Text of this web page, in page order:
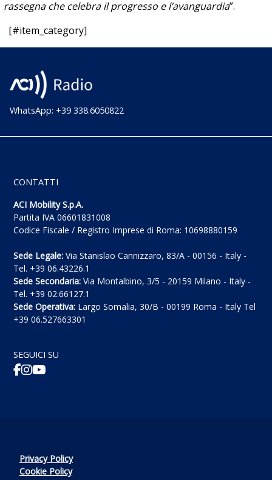
rassegna che celebra il progresso e l’avanguardia”.
[#item_category]
WhatsApp: +39 338.6050822
CONTATTI
ACI Mobility S.p.A.
Partita IVA 06601831008
Codice Fiscale / Registro Imprese di Roma: 10698880159
Sede Legale: Via Stanislao Cannizzaro, 83/A - 00156 - Italy -
Tel. +39 06.43226.1
Sede Secondaria: Via Montalbino, 3/5 - 20159 Milano - Italy -
Tel. +39 02.66127.1
Sede Operativa: Largo Somalia, 30/B - 00199 Roma - Italy Tel
+39 06.527663301
SEGUICI SU
Privacy Policy
Cookie Policy